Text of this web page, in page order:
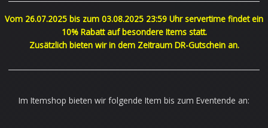
Vom 26.07.2025 bis zum 03.08.2025 23:59 Uhr servertime findet ein
10% Rabatt auf besondere Items statt.
Zusätzlich bieten wir in dem Zeitraum DR-Gutschein an.
Im Itemshop bieten wir folgende Item bis zum Eventende an: